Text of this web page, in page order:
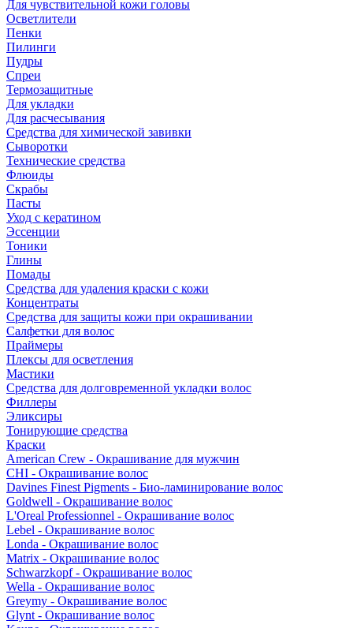
Для чувствительной кожи головы
Осветлители
Пенки
Пилинги
Пудры
Спреи
Термозащитные
Для укладки
Для расчесывания
Средства для химической завивки
Сыворотки
Технические средства
Флюиды
Скрабы
Пасты
Уход с кератином
Эссенции
Тоники
Глины
Помады
Средства для удаления краски с кожи
Концентраты
Средства для защиты кожи при окрашивании
Салфетки для волос
Праймеры
Плексы для осветления
Мастики
Средства для долговременной укладки волос
Филлеры
Эликсиры
Тонирующие средства
Краски
American Crew - Окрашивание для мужчин
CHI - Окрашивание волос
Davines Finest Pigments - Био-ламинирование волос
Goldwell - Окрашивание волос
L'Oreal Professionnel - Окрашивание волос
Lebel - Окрашивание волос
Londa - Окрашивание волос
Matrix - Окрашивание волос
Schwarzkopf - Окрашивание волос
Wella - Окрашивание волос
Greymy - Окрашивание волос
Glynt - Окрашивание волос